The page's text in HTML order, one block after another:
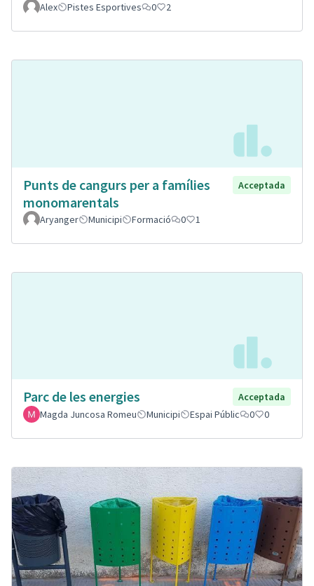
Alex Pistes Esportives 0 2
Punts de cangurs per a famílies
monomarentals
Acceptada
Aryanger Municipi Formació 0 1
Parc de les energies
Acceptada
Magda Juncosa Romeu
Municipi Espai Públic 0 0